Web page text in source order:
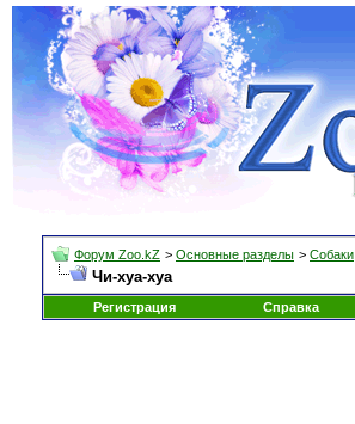
Форум Zoo.kZ > Основные разделы > Собаки
Чи-хуа-хуа
Регистрация Справка